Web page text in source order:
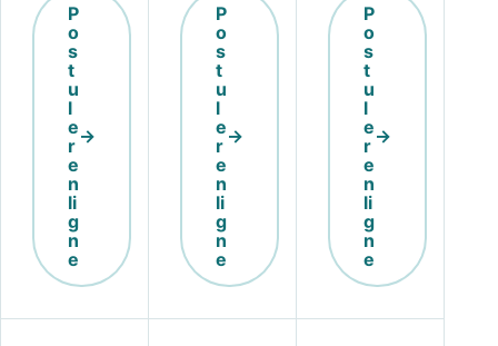
P
o
s
t
u
l
e
r
e
n
li
g
n
e
P
o
s
t
u
l
e
r
e
n
li
g
n
e
P
o
s
t
u
l
e
r
e
n
li
g
n
e